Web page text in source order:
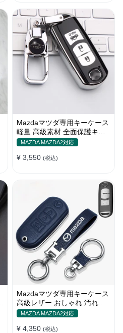
Mazdaマツダ専用キーケース
軽量 高級素材 全面保護キー
カバー キーホルダー
MAZDA MAZDA2対応
¥ 3,550 (税込)
Mazdaマツダ専用キーケース
高級レザー おしゃれ 汚れ傷
防止 多色選べ キーカバー キ
MAZDA MAZDA2対応
¥ 4,350 (税込)